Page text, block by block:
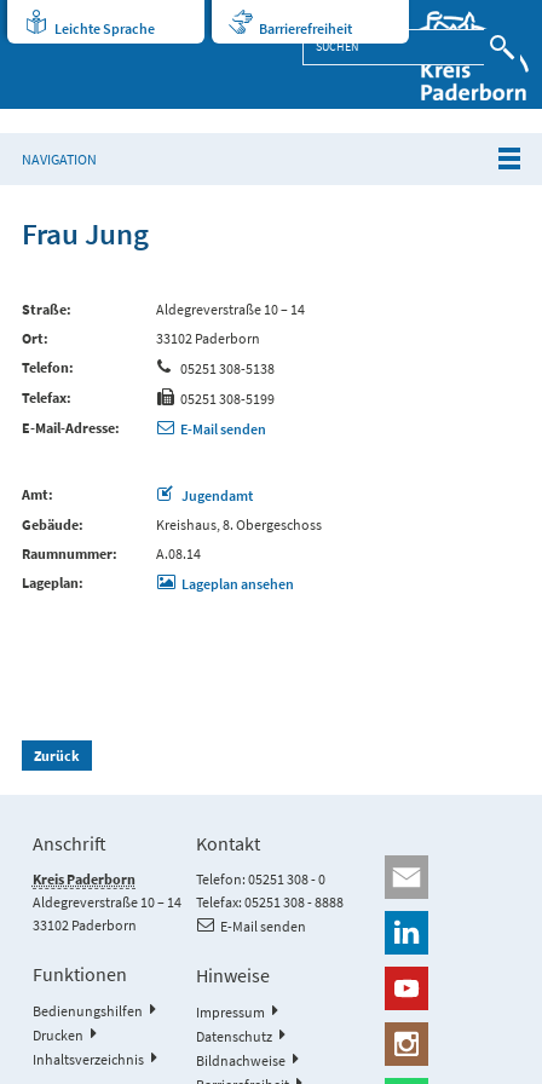
Leichte Sprache Barrierefreiheit
NAVIGATION
Frau Jung
Straße
Aldegreverstraße 10 – 14
Ort
33102 Paderborn
Telefon
05251 308-5138
Telefax
05251 308-5199
E-Mail-Adresse
E-Mail senden
Amt
Jugendamt
Gebäude
Kreishaus, 8. Obergeschoss
Raumnummer
A.08.14
Lageplan
Lageplan ansehen
Zurück
Anschrift
Kreis Paderborn
Aldegreverstraße 10 – 14
33102 Paderborn
Kontakt
Telefon: 05251 308 - 0
Telefax: 05251 308 - 8888
E-Mail senden
Funktionen
Bedienungshilfen
Drucken
Inhaltsverzeichnis
Hinweise
Impressum
Datenschutz
Bildnachweise